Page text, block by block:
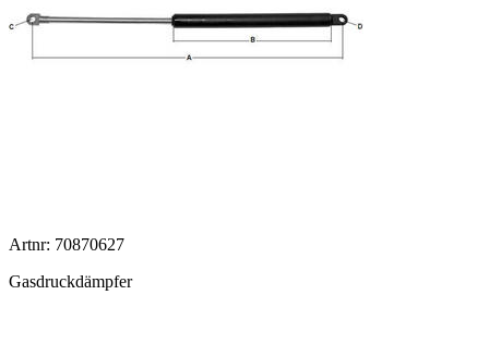
Artnr: 70870627
Gasdruckdämpfer